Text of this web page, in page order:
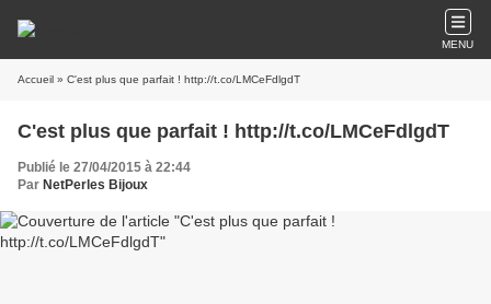
MENU
Accueil » C'est plus que parfait ! http://t.co/LMCeFdlgdT
C'est plus que parfait ! http://t.co/LMCeFdlgdT
Publié le 27/04/2015 à 22:44
Par NetPerles Bijoux